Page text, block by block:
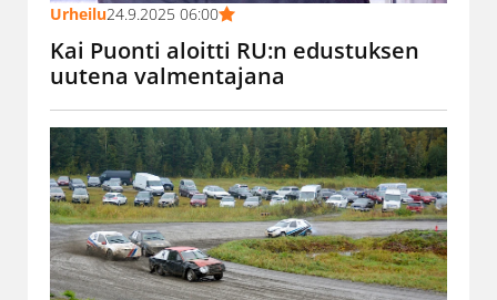
Urheilu24.9.2025 06:00
Kai Puonti aloitti RU:n edustuksen
uutena valmentajana